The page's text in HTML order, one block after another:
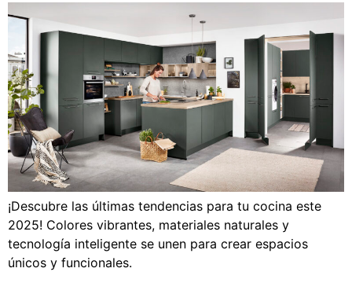
¡Descubre las últimas tendencias para tu cocina este
2025! Colores vibrantes, materiales naturales y
tecnología inteligente se unen para crear espacios
únicos y funcionales.